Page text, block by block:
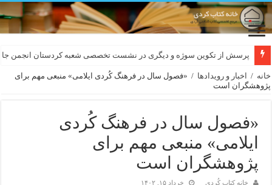
پرسش از تکوین سوژه و دیگری در نشست تخصصی شعبه کردستان انجمن
لەسەر کێشی ڕوباعی و به نەغمەی قەڵەمی «ئالی»
خانه / اخبار و رویدادها / «فصول سال در فرهنگ كُردی ايلامی» منبعی مهم برای
پژوهشگران است
«فصول سال در فرهنگ كُردی
ايلامی» منبعی مهم برای
پژوهشگران است
خانه کتاب کُردی
خرداد ۱۵, ۱۴۰۲